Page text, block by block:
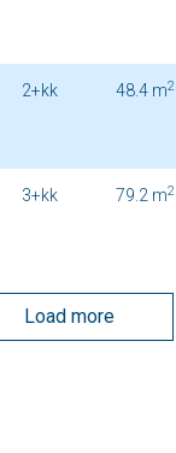
2+kk 48.4 m2
3+kk 79.2 m2
Load more